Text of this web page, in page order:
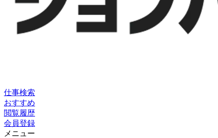
仕事検索
おすすめ
閲覧履歴
会員登録
メニュー